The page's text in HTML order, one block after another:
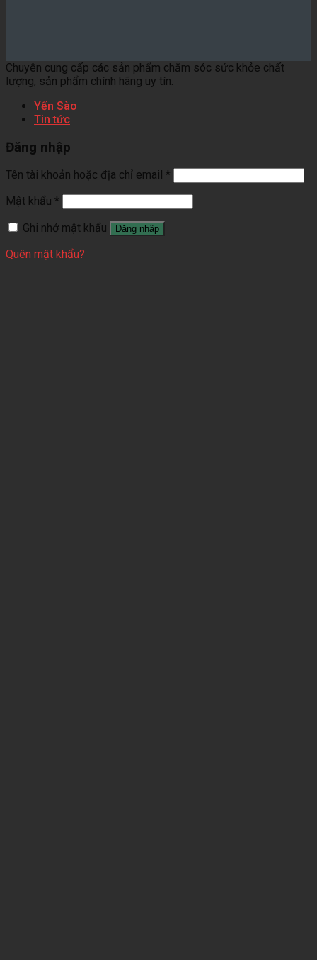
Chuyên cung cấp các sản phẩm chăm sóc sức khỏe chất
lượng, sản phẩm chính hãng uy tín.
Yến Sào
Tin tức
Đăng nhập
Tên tài khoản hoặc địa chỉ email *
Mật khẩu *
Ghi nhớ mật khẩu
Đăng nhập
Quên mật khẩu?